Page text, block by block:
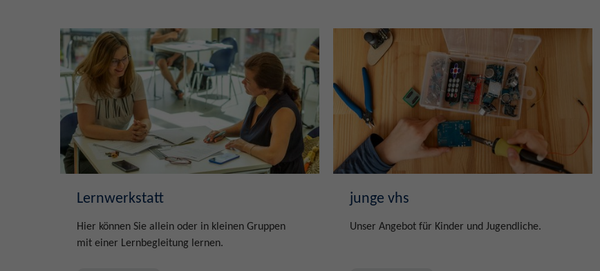
Lernwerkstatt
Hier können Sie allein oder in kleinen Gruppen
mit einer Lernbegleitung lernen.
junge vhs
Unser Angebot für Kinder und Jugendliche.